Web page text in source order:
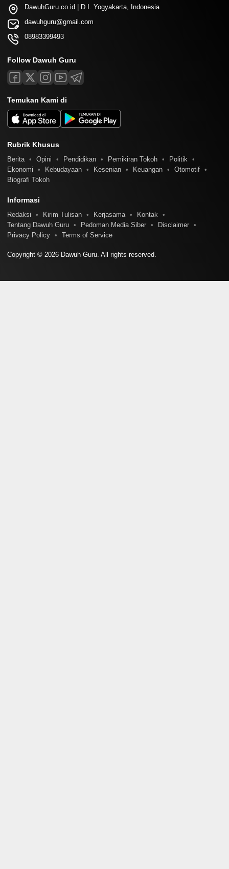
DawuhGuru.co.id | D.I. Yogyakarta, Indonesia
dawuhguru@gmail.com
08983399493
Follow Dawuh Guru
Temukan Kami di
Rubrik Khusus
Berita Opini Pendidikan Pemikiran Tokoh
Politik
Ekonomi
Kebudayaan Kesenian Keuangan
Otomotif
Biografi Tokoh
Informasi
Redaksi Kirim Tulisan Kerjasama
Kontak
Tentang Dawuh Guru
Pedoman Media Siber
Disclaimer
Privacy Policy
Terms of Service
Copyright © 2026 Dawuh Guru. All rights reserved.